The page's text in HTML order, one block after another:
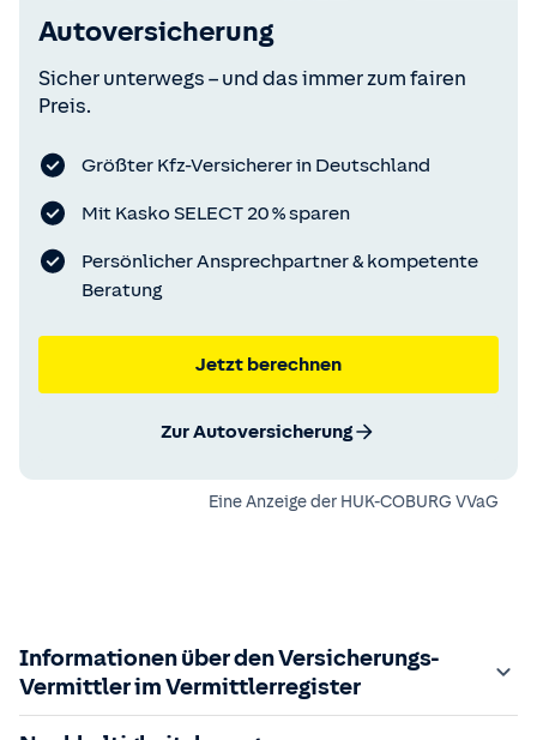
Autoversicherung
Sicher unterwegs – und das immer zum fairen
Preis.
Größter Kfz-Versicherer in Deutschland
Mit Kasko SELECT 20 % sparen
Persönlicher Ansprechpartner & kompetente
Beratung
Jetzt berechnen
Zur Autoversicherung
Eine Anzeige der HUK-COBURG VVaG
Informationen über den Versicherungs-
Vermittler im Vermittlerregister